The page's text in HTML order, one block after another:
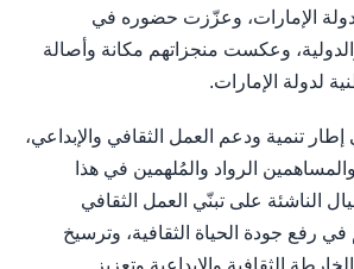
دولة الإمارات، وعزّزت حضوره في
والدولية، وعكست منجزاتهم مكانة وأصالة
لدولة الإمارات.
إطار تنمية ودعم العمل الثقافي والإبداعي،
الرواد والمُلهمين في هذا
الناشئة على تبنّي العمل الثقافي
في رفع جودة الحياة الثقافية، وترسيخ
الثقافية والإبداعية وتعزيز